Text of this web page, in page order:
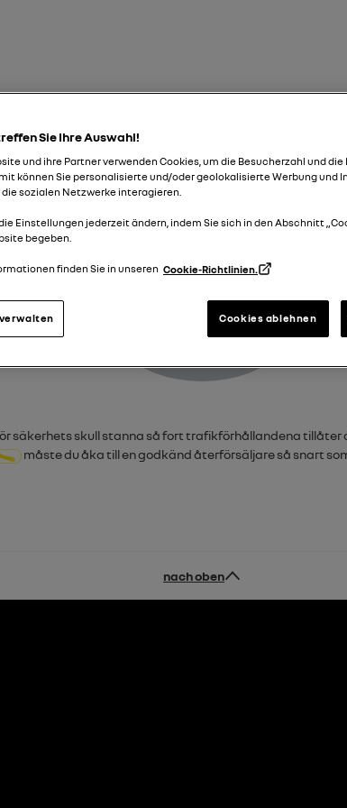
Varningsindikering
säkerhets skull stanna så fort trafikförhållandena
måste du åka till en godkänd återförsäljare så snart
nach oben
Sie Ihre Auswahl!
und ihre Partner verwenden Cookies, um die Besucherzahl und
können Sie personalisierte und/oder geolokalisierte Werbung und
sozialen Netzwerke interagieren.
Einstellungen jederzeit ändern, indem Sie sich in den Abschnitt
begeben.
finden Sie in unseren Cookie-Richtlinien.
Cookies ablehnen